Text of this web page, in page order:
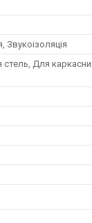
Звукоізоляція
стель, Для